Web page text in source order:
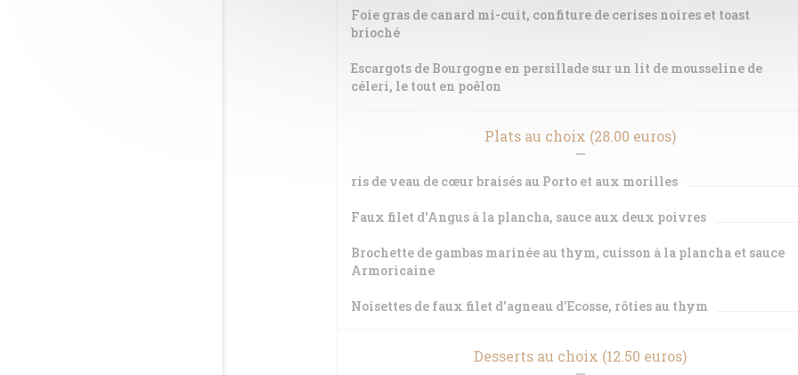
Foie gras de canard mi-cuit, confiture de cerises noires et toast
brioché
Escargots de Bourgogne en persillade sur un lit de mousseline de
céleri, le tout en poêlon
Plats au choix (28.00 euros)
ris de veau de cœur braisés au Porto et aux morilles
Faux filet d'Angus à la plancha, sauce aux deux poivres
Brochette de gambas marinée au thym, cuisson à la plancha et sauce
Armoricaine
Noisettes de faux filet d'agneau d'Ecosse, rôties au thym
Desserts au choix (12.50 euros)